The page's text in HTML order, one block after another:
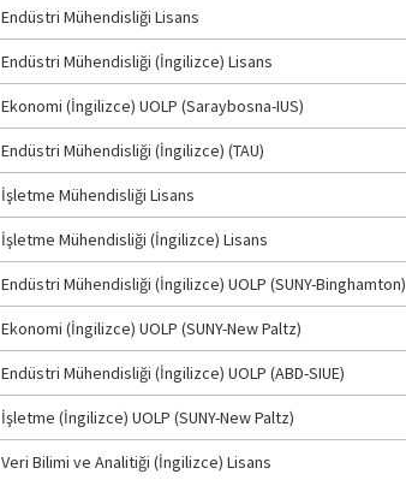
Endüstri Mühendisliği Lisans
Endüstri Mühendisliği (İngilizce) Lisans
Ekonomi (İngilizce) UOLP (Saraybosna-IUS)
Endüstri Mühendisliği (İngilizce) (TAU)
İşletme Mühendisliği Lisans
İşletme Mühendisliği (İngilizce) Lisans
Endüstri Mühendisliği (İngilizce) UOLP (SUNY-Binghamton)
Ekonomi (İngilizce) UOLP (SUNY-New Paltz)
Endüstri Mühendisliği (İngilizce) UOLP (ABD-SIUE)
İşletme (İngilizce) UOLP (SUNY-New Paltz)
Veri Bilimi ve Analitiği (İngilizce) Lisans